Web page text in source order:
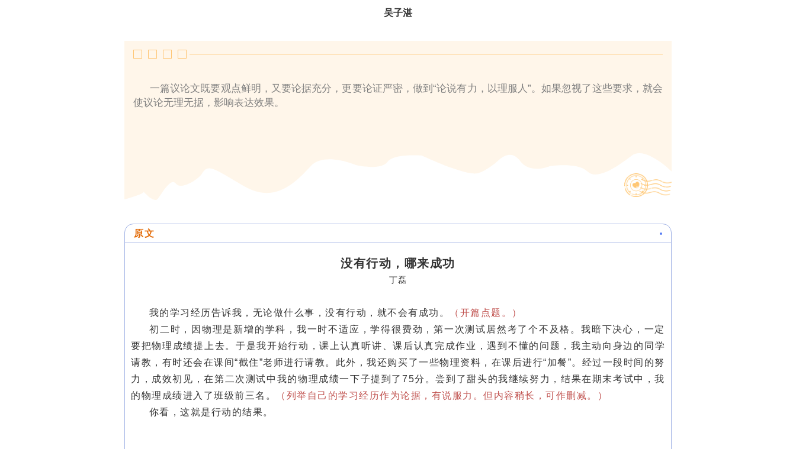
吴子湛
一篇议论文既要观点鲜明，又要论据充分，更要论证严密，做到“论说有力，以理服人”。如果忽视了这些要求，就会
使议论无理无据，影响表达效果。
原文
没有行动，哪来成功
丁磊
我的学习经历告诉我，无论做什么事，没有行动，就不会有成功。
（开篇点题。）
初二时，因物理是新增的学科，我一时不适应，学得很费劲，第一次测试居然考了个不及格。我暗下决心，一定
要把物理成绩提上去。于是我开始行动，课上认真听讲、课后认真完成作业，遇到不懂的问题，我主动向身边的同学
请教，有时还会在课间“截住”老师进行请教。此外，我还购买了一些物理资料，在课后进行“加餐”。经过一段时间的努
力，成效初见，在第二次测试中我的物理成绩一下子提到了75分。尝到了甜头的我继续努力，结果在期末考试中，我
的物理成绩进入了班级前三名。
（列举自己的学习经历作为论据，有说服力。但内容稍长，可作删减。）
你看，这就是行动的结果。